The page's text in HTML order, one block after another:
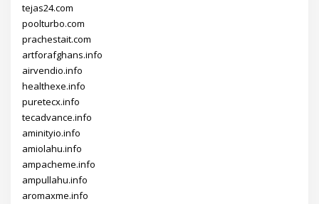
tejas24.com
poolturbo.com
prachestait.com
artforafghans.info
airvendio.info
healthexe.info
puretecx.info
tecadvance.info
aminityio.info
amiolahu.info
ampacheme.info
ampullahu.info
aromaxme.info